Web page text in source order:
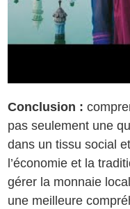
Conclusion :
pas seulement une
dans un tissu social
l’économie et la
gérer la monnaie
une meilleure